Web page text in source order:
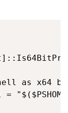
as x64
=